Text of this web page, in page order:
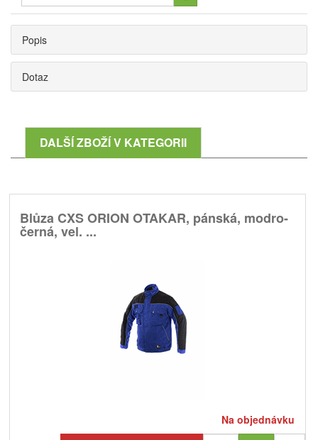
Popis
Dotaz
DALŠÍ ZBOŽÍ V KATEGORII
Blůza CXS ORION OTAKAR, pánská, modro-
černá, vel. ...
Na objednávku